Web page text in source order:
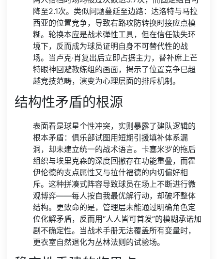
降至2.1次。类似问题蔓延至边路：达洛特与马拉
西亚的位置竞争，导致右路攻防转换时接应点模
糊。轮换本应是战术弹性工具，但在信任缺失环
境下，反而成为球员证明自身不可替代性的战
场。当卢克·肖复出后立即占据主力，替补席上芒
特眼神回避教练组的画面，揭示了位置竞争已超
越竞技范畴，演变为心理层面的排斥机制。
结构性矛盾的根源
表面看是球星个性冲突，实则暴露了建队逻辑的
根本矛盾：俱乐部试图用短期引援填补体系漏
洞，却未建立统一的战术语言。卡塞米罗的拖后
组织与埃里克森的深度回撤存在功能重叠，而霍
伊伦德的支点属性又与拉什福德的内切偏好相
斥。这种拼凑式阵容导致球员在场上不断进行微
观博弈——每人按自我最优解行动，却破坏整体
结构。更致命的是，管理层未能通过明确角色定
位化解矛盾，反而用“人人皆可首发”的模糊承诺加
剧不确定性。当战术手册无法覆盖所有变量时，
更衣室自然退化为丛林法则的试验场。